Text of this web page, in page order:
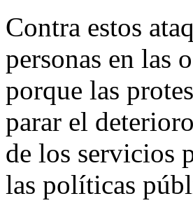
Contra estos
personas en las
porque las
parar el
de los servicios
las políticas